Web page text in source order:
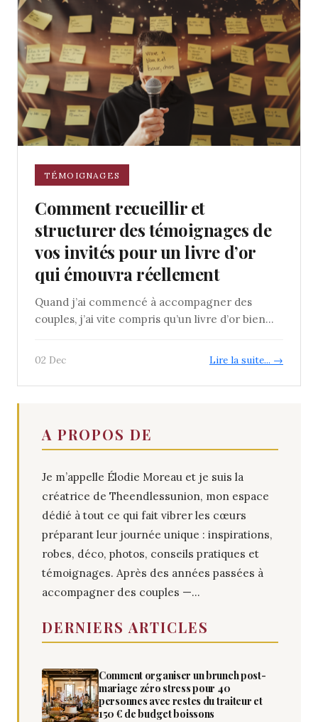
TÉMOIGNAGES
Comment recueillir et
structurer des témoignages de
vos invités pour un livre d’or
qui émouvra réellement
Quand j’ai commencé à accompagner des
couples, j’ai vite compris qu’un livre d’or bien...
02 Dec Lire la suite... →
A PROPOS DE
Je m’appelle Élodie Moreau et je suis la
créatrice de Theendlessunion, mon espace
dédié à tout ce qui fait vibrer les cœurs
préparant leur journée unique : inspirations,
robes, déco, photos, conseils pratiques et
témoignages. Après des années passées à
accompagner des couples —...
DERNIERS ARTICLES
Comment organiser un brunch post-
mariage zéro stress pour 40
personnes avec restes du traiteur et
150 € de budget boissons